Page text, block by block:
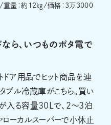
量：約12㎏/価格：3万3000
ら、いつものポタ電で
ドア用品でヒット商品を連
ブル冷蔵庫がこちら。買い
入る容量30Lで、2〜3泊
ーカルスーパーで小休止